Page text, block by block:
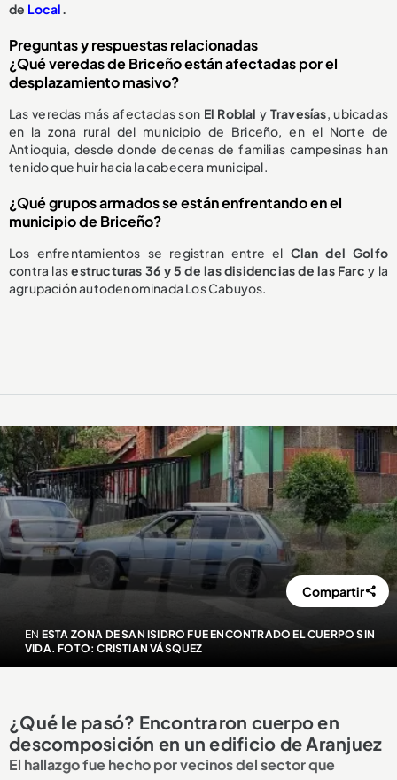
de Local.
Preguntas y respuestas relacionadas
¿Qué veredas de Briceño están afectadas por el
desplazamiento masivo?
Las veredas más afectadas son El Roblal y Travesías, ubicadas
en la zona rural del municipio de Briceño, en el Norte de
Antioquia, desde donde decenas de familias campesinas han
tenido que huir hacia la cabecera municipal.
¿Qué grupos armados se están enfrentando en el
municipio de Briceño?
Los enfrentamientos se registran entre el Clan del Golfo
contra lasestructuras 36 y 5 de las disidencias de las Farc y la
agrupación autodenominada Los Cabuyos.
EN ESTA ZONA DE SAN ISIDRO FUE ENCONTRADO EL CUERPO SIN
VIDA. FOTO: CRISTIAN VÁSQUEZ
Compartir
¿Qué le pasó? Encontraron cuerpo en
descomposición en un edificio de Aranjuez
El hallazgo fue hecho por vecinos del sector que